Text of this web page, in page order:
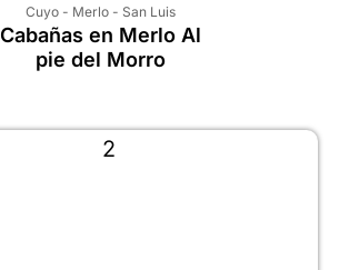
Cuyo- Merlo- San Luis
Cabañas en Merlo Al
pie del Morro